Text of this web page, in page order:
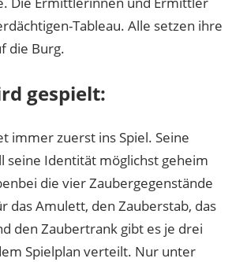
Tableau. Alle setzen ihre
die Burg.
gespielt:
immer zuerst ins Spiel. Seine
seine Identität möglichst geheim
die vier Zaubergegenstände
das Amulett, den Zauberstab, das
den Zaubertrank gibt es je drei
Spielplan verteilt. Nur unter